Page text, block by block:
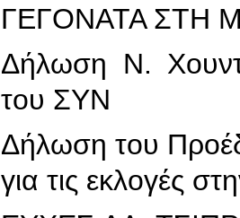
ΓΕΓΟΝΑΤΑ ΣΤΗ
Δήλωση Ν.
του ΣΥΝ
Δήλωση του
για τις εκλογές